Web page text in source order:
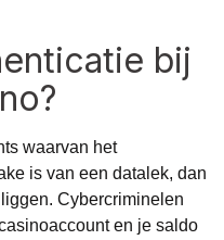
bij
waarvan het
is van een datalek, dan
Cybercriminelen
en je saldo